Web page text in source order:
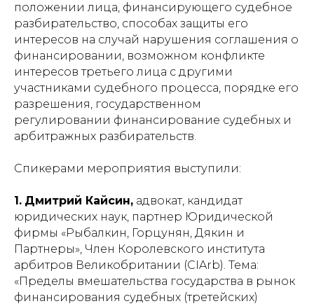
положении лица, финансирующего судебное
разбирательство, способах защиты его
интересов на случай нарушения соглашения о
финансировании, возможном конфликте
интересов третьего лица с другими
участниками судебного процесса, порядке его
разрешения, государственном
регулировании финансирование судебных и
арбитражных разбирательств.
Спикерами мероприятия выступили:
1. Дмитрий Кайсин, адвокат, кандидат
юридических наук, партнер Юридической
фирмы «Рыбалкин, Горцунян, Дякин и
Партнеры», Член Королевского института
арбитров Великобритании (CIArb). Тема:
«Пределы вмешательства государства в рынок
финансирования судебных (третейских)